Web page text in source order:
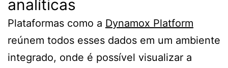
analíticas
Plataformas como a Dynamox Platform
reúnem todos esses dados em um ambiente
integrado, onde é possível visualizar a